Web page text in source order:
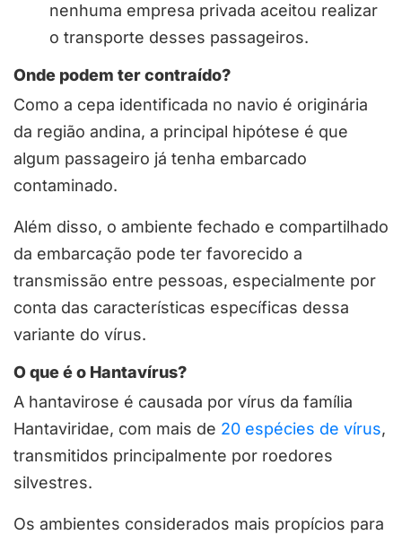
nenhuma empresa privada aceitou realizar
o transporte desses passageiros.
Onde podem ter contraído?
Como a cepa identificada no navio é originária
da região andina, a principal hipótese é que
algum passageiro já tenha embarcado
contaminado.
Além disso, o ambiente fechado e compartilhado
da embarcação pode ter favorecido a
transmissão entre pessoas, especialmente por
conta das características específicas dessa
variante do vírus.
O que é o Hantavírus?
A hantavirose é causada por vírus da família
Hantaviridae, com mais de 20 espécies de vírus,
transmitidos principalmente por roedores
silvestres.
Os ambientes considerados mais propícios para